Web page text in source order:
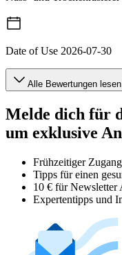
Date of Use 2026-07-30
Alle Bewertungen
Melde dich für
um exklusive
Frühzeitiger
Tipps für einen
10 € für Newsletter
Expertentipps und